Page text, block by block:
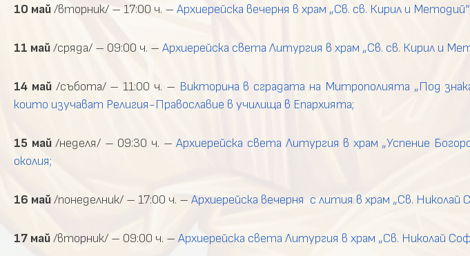
10 май/вторник/ – 17:00 ч. – Архиерейска вечерня в храм „Св. св. Кирил и
11 май/сряда/ – 09:00 ч. – Архиерейска света Литургия в храм „Св. св. Кирил и
14 май /събота/ – 11:00 ч. – Викторина в сградата на Митрополията „Под
които изучават Религия-Православие в училища в Епархията;
15 май/неделя/ – 09:30 ч. –Архиерейска света Литургия в храм „Успение
околия;
16 май/понеделник/ – 17:00 ч. – Архиерейска вечерня с лития в храм „Св. Николай
17 май/вторник/ – 09:00 ч. – Архиерейска света Литургия в храм „Св. Николай